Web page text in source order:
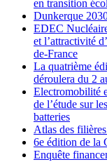
en transition
Dunkerque
EDEC
et l’attractivité
de-France
La quatrième
déroulera du 2
Electromobilité
de l’étude sur
batteries
Atlas des
6e édition de la
Enquête